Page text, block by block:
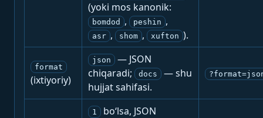
(yoki mos kanonik:
bomdod , peshin ,
asr , shom , xufton ).
format
(ixtiyoriy)
json
— JSON
chiqaradi;
docs
— shu
hujjat sahifasi.
1
bo‘lsa, JSON